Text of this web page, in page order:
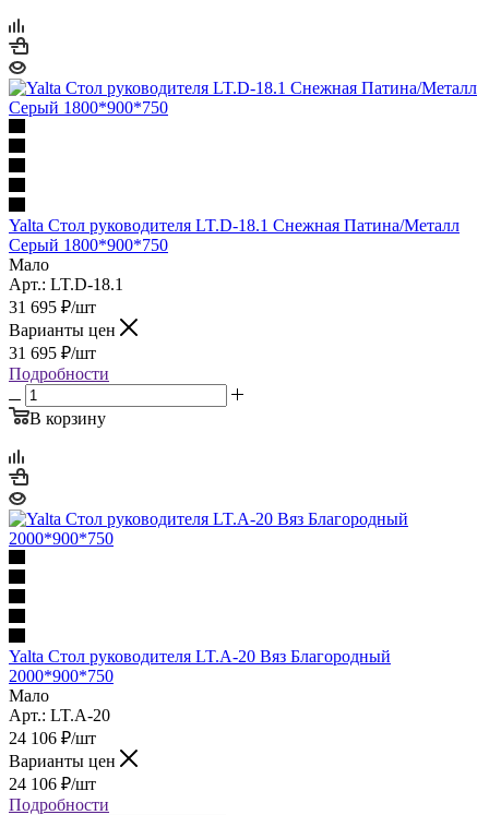
Yalta Стол руководителя LT.D-18.1 Снежная Патина/Металл
Серый 1800*900*750
Мало
Арт.: LT.D-18.1
31 695 ₽/шт
Варианты цен
31 695 ₽/шт
Подробности
В корзину
Yalta Стол руководителя LT.A-20 Вяз Благородный
2000*900*750
Мало
Арт.: LT.A-20
24 106 ₽/шт
Варианты цен
24 106 ₽/шт
Подробности